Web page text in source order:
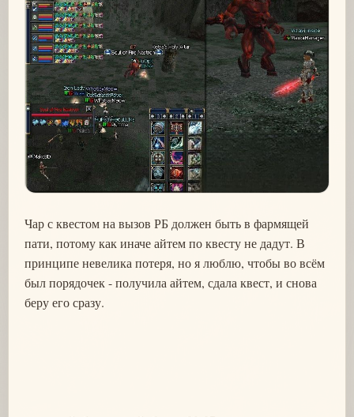
Чар с квестом на вызов РБ должен быть в фармящей
пати, потому как иначе айтем по квесту не дадут. В
принципе невелика потеря, но я люблю, чтобы во всём
был порядочек - получила айтем, сдала квест, и снова
беру его сразу.